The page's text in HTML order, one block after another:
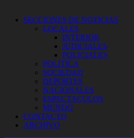
SECCIONES DE NOTICIAS
LOCALES
INTERIOR
JUDICIALES
POLICIALES
POLITICA
SOCIEDAD
DEPORTES
NACIONALES
ESPECTACULOS
MUNDO
CONTACTO
ARCHIVO